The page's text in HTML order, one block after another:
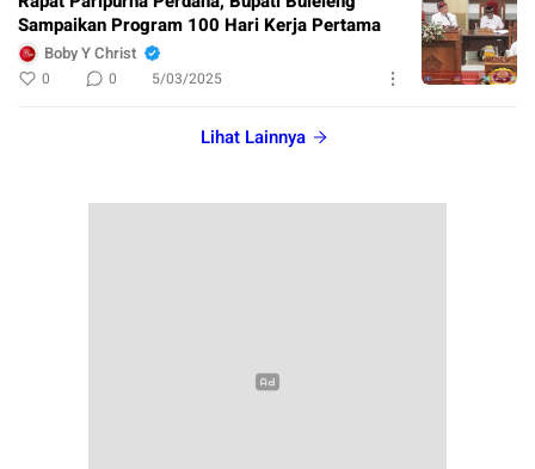
Sampaikan Program 100 Hari Kerja Pertama
Boby Y Christ
0 0 5/03/2025
Lihat Lainnya